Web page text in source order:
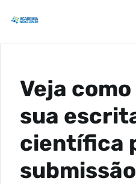
Veja
sua
científica